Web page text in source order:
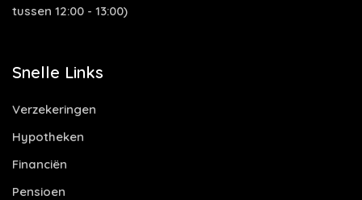
tussen 12:00 - 13:00)
Snelle Links
Verzekeringen
Hypotheken
Financiën
Pensioen